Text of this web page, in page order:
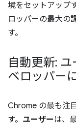
境をセットアップ
ロッパーの最大の
す。
自動更新:
ベロッパー
Chrome の最も注
す。 ユーザーは、